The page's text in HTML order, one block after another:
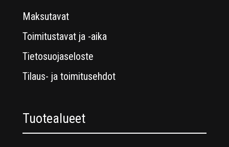
Maksutavat
Toimitustavat ja -aika
Tietosuojaseloste
Tilaus- ja toimitusehdot
Tuotealueet